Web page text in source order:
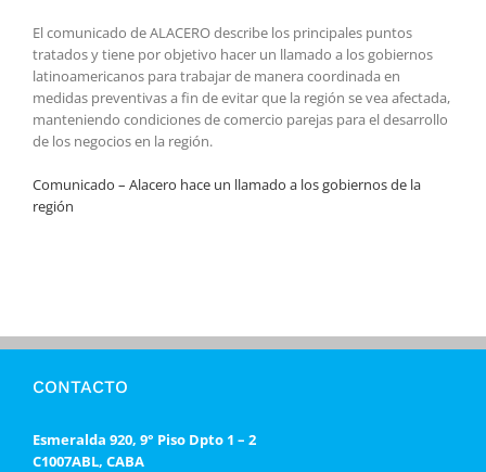
El comunicado de ALACERO describe los principales puntos
tratados y tiene por objetivo hacer un llamado a los gobiernos
latinoamericanos para trabajar de manera coordinada en
medidas preventivas a fin de evitar que la región se vea afectada,
manteniendo condiciones de comercio parejas para el desarrollo
de los negocios en la región.
Comunicado – Alacero hace un llamado a los gobiernos de la
región
CONTACTO
Esmeralda 920, 9° Piso Dpto 1 – 2
C1007ABL, CABA